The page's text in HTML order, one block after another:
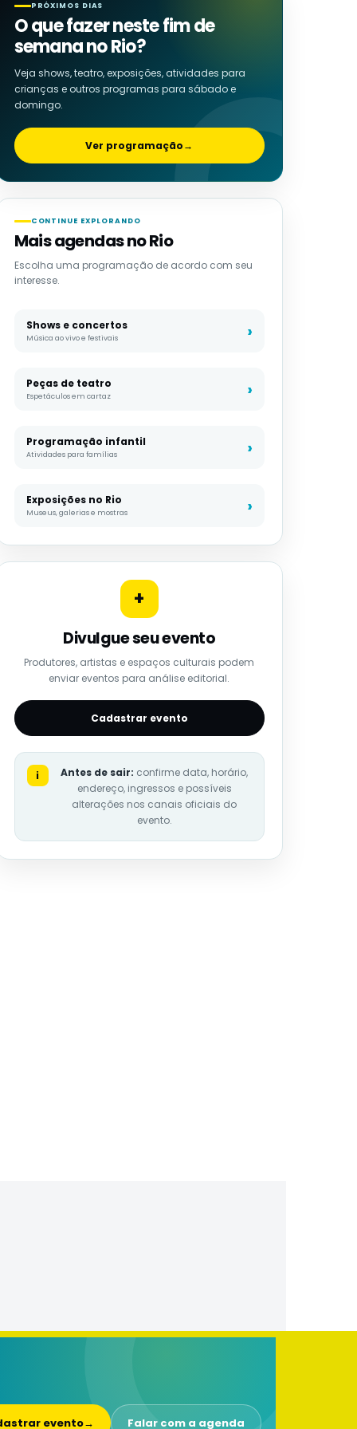
PRÓXIMOS DIAS
O que fazer neste fim de
semana no Rio?
Veja shows, teatro, exposições, atividades para
crianças e outros programas para sábado e
domingo.
Ver programação→
CONTINUE EXPLORANDO
Mais agendas no Rio
Escolha uma programação de acordo com seu
interesse.
Shows e concertos
Música ao vivo e festivais
Peças de teatro
Espetáculos em cartaz
Programação infantil
Atividades para famílias
Exposições no Rio
Museus, galerias e mostras
+
Divulgue seu evento
Produtores, artistas e espaços culturais podem
enviar eventos para análise editorial.
Cadastrar evento
i Antes de sair: confirme data, horário,
endereço, ingressos e possíveis
alterações nos canais oficiais do
evento.
evento→ Falar com a agenda